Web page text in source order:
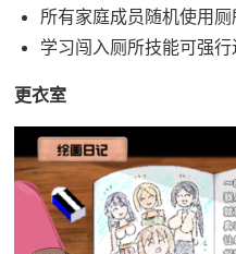
所有家庭成员随机使用厕
学习闯入厕所技能可强行
更衣室